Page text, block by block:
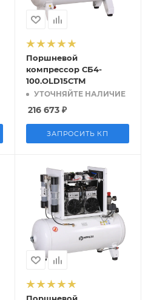
Поршневой
компрессор СБ4-
100.OLD15СТМ
УТОЧНЯЙТЕ НАЛИЧИЕ
216 673 ₽
ЗАПРОСИТЬ КП